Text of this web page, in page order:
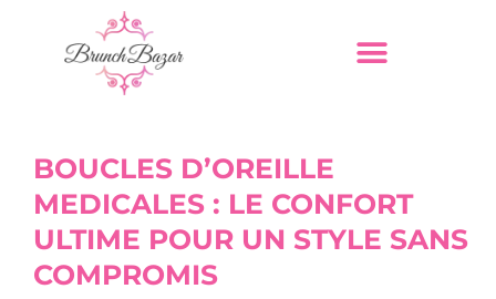
BOUCLES D’OREILLE
MEDICALES : LE CONFORT
ULTIME POUR UN STYLE SANS
COMPROMIS